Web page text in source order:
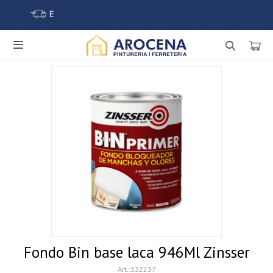

Fondo Bin base laca 946Ml Zinsser
332237